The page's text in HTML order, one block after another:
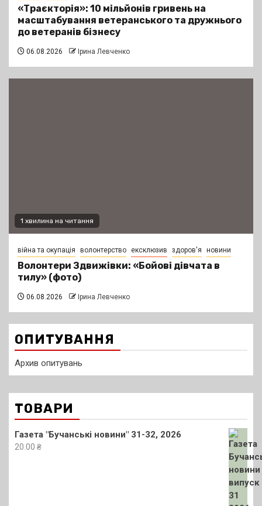
«Траєкторія»: 10 мільйонів гривень на
масштабування ветеранського та дружнього
до ветеранів бізнесу
06.08.2026 Ірина Левченко
1 хвилина на читання
війна та окупація волонтерство ексклюзив здоров'я новини
Волонтери Здвижівки: «Бойові дівчата в
тилу» (фото)
06.08.2026 Ірина Левченко
ОПИТУВАННЯ
Архив опитувань
ТОВАРИ
Газета "Бучанські новини" 31-32, 2026
20.00 ₴